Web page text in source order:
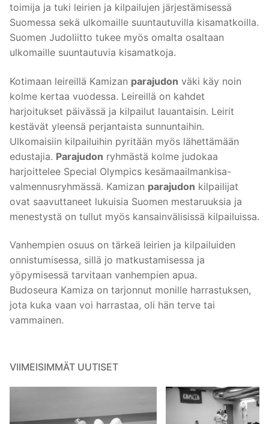
toimija ja tuki leirien ja kilpailujen järjestämisessä
Suomessa sekä ulkomaille suuntautuvilla kisamatkoilla.
Suomen Judoliitto tukee myös omalta osaltaan
ulkomaille suuntautuvia kisamatkoja.
Kotimaan leireillä Kamizan parajudon väki käy noin
kolme kertaa vuodessa. Leireillä on kahdet
harjoitukset päivässä ja kilpailut lauantaisin. Leirit
kestävät yleensä perjantaista sunnuntaihin.
Ulkomaisiin kilpailuihin pyritään myös lähettämään
edustajia. Parajudon ryhmästä kolme judokaa
harjoittelee Special Olympics kesämaailmankisa-
valmennusryhmässä. Kamizan parajudon kilpailijat
ovat saavuttaneet lukuisia Suomen mestaruuksia ja
menestystä on tullut myös kansainvälisissä kilpailuissa.
Vanhempien osuus on tärkeä leirien ja kilpailuiden
onnistumisessa, sillä jo matkustamisessa ja
yöpymisessä tarvitaan vanhempien apua.
Budoseura Kamiza on tarjonnut monille harrastuksen,
jota kuka vaan voi harrastaa, oli hän terve tai
vammainen.
VIIMEISIMMÄT UUTISET